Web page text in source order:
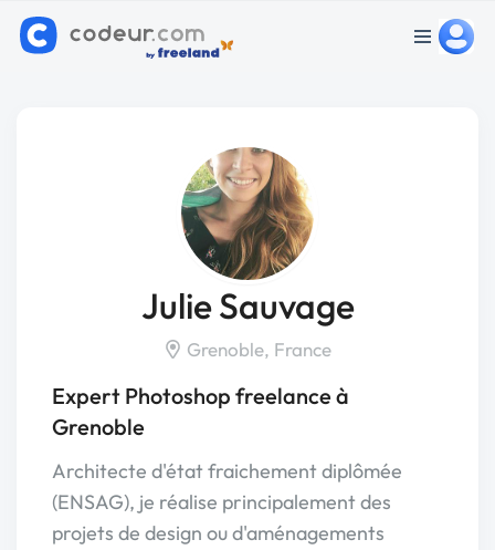
Julie Sauvage
Grenoble, France
Expert Photoshop freelance à
Grenoble
Architecte d'état fraichement diplômée
(ENSAG), je réalise principalement des
projets de design ou d'aménagements